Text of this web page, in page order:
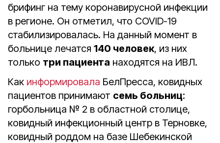
брифинг на тему коронавирусной инфекции
в регионе. Он отметил, что COVID-19
стабилизировалась. На данный момент в
больнице лечатся 140 человек, из них
только три пациента находятся на ИВЛ.
Как информировала БелПресса, ковидных
пациентов принимают семь больниц:
горбольница № 2 в областной столице,
ковидный инфекционный центр в Терновке,
ковидный роддом на базе Шебекинской